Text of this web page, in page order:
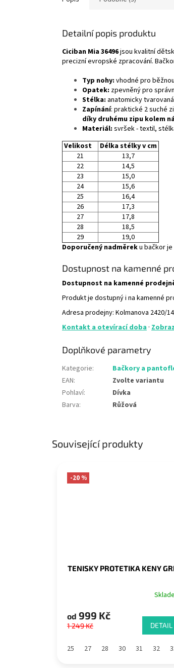
Související produkty
-20 %
TENISKY PROTETIKA KENY
od 999 Kč
1 249 Kč DETAIL
25 27 28 30 31 32
Detailní popis produktu
Ciciban Mia 36496jsou kvalitní
precizní evropské zpracování.
Typ nohy: vhodné pro
Opatek: zpevněný pro
Stélka: anatomicky
Zapínání: praktické 2 suché
díky druhému zipu kolem
Materiál: svršek - textil,
Velikost
Délka stélky v cm
21
13,7
22
14,5
23
15,0
24
15,6
25
16,4
26
17,3
27
17,8
28
18,5
29
19,0
Doporučený nadměreku bačkor je
Dostupnost na kamenné
Dostupnost na kamenné
Produkt je dostupný i na kamenné
Adresa prodejny: Kolmanova 2420/
Kontakt a otevírací doba ·
Doplňkové parametry
Kategorie:
Bačkory a
EAN:
Zvolte variantu
Pohlaví:
Dívka
Barva: Růžová